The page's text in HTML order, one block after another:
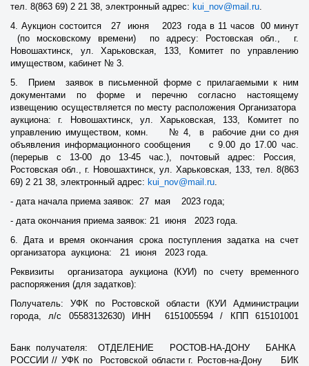
тел. 8(863 69) 2 21 38, электронный адрес: kui_nov@mail.ru.
4. Аукцион состоится 27 июня 2023 года в 11 часов 00 минут
(по московскому времени) по адресу: Ростовская обл., г.
Новошахтинск, ул. Харьковская, 133, Комитет по управлению
имуществом, кабинет № 3.
5. Прием заявок в письменной форме с прилагаемыми к ним
документами по форме и перечню согласно настоящему
извещению осуществляется по месту расположения Организатора
аукциона: г. Новошахтинск, ул. Харьковская, 133, Комитет по
управлению имуществом, комн. № 4, в рабочие дни со дня
объявления информационного сообщения с 9.00 до 17.00 час.
(перерыв с 13-00 до 13-45 час.), почтовый адрес: Россия,
Ростовская обл., г. Новошахтинск, ул. Харьковская, 133, тел. 8(863
69) 2 21 38, электронный адрес: kui_nov@mail.ru.
- дата начала приема заявок: 27 мая 2023 года;
- дата окончания приема заявок: 21 июня 2023 года.
6. Дата и время окончания срока поступления задатка на счет
организатора аукциона: 21 июня 2023 года.
Реквизиты организатора аукциона (КУИ) по счету временного
распоряжения (для задатков):
Получатель: УФК по Ростовской области (КУИ Администрации
города, л/с 05583132630) ИНН 6151005594 / КПП 615101001
Банк получателя: ОТДЕЛЕНИЕ РОСТОВ-НА-ДОНУ БАНКА
РОССИИ // УФК по Ростовской области г. Ростов-на-Дону БИК